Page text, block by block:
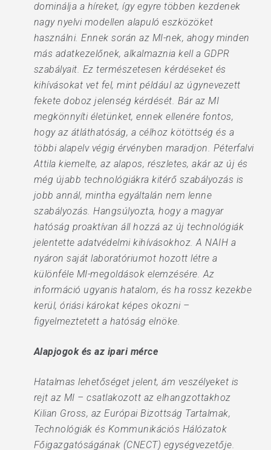
dominálja a híreket, így egyre többen kezdenek
nagy nyelvi modellen alapuló eszközöket
használni. Ennek során az MI-nek, ahogy minden
más adatkezelőnek, alkalmaznia kell a GDPR
szabályait. Ez természetesen kérdéseket és
kihívásokat vet fel, mint például az úgynevezett
fekete doboz jelenség kérdését. Bár az MI
megkönnyíti életünket, ennek ellenére fontos,
hogy az átláthatóság, a célhoz kötöttség és a
többi alapelv végig érvényben maradjon. Péterfalvi
Attila kiemelte, az alapos, részletes, akár az új és
még újabb technológiákra kitérő szabályozás is
jobb annál, mintha egyáltalán nem lenne
szabályozás. Hangsúlyozta, hogy a magyar
hatóság proaktívan áll hozzá az új technológiák
jelentette adatvédelmi kihívásokhoz. A NAIH a
nyáron saját laboratóriumot hozott létre a
különféle MI-megoldások elemzésére. Az
információ ugyanis hatalom, és ha rossz kezekbe
kerül, óriási károkat képes okozni –
figyelmeztetett a hatóság elnöke.
Alapjogok és az ipari mérce
Hatalmas lehetőséget jelent, ám veszélyeket is
rejt az MI – csatlakozott az elhangzottakhoz
Kilian Gross, az Európai Bizottság Tartalmak,
Technológiák és Kommunikációs Hálózatok
Főigazgatóságának (CNECT) egységvezetője.